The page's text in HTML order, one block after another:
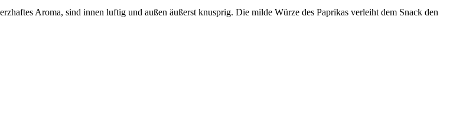
Aroma, sind innen luftig und außen äußerst knusprig. Die milde Würze des Paprikas verleiht dem Snack den